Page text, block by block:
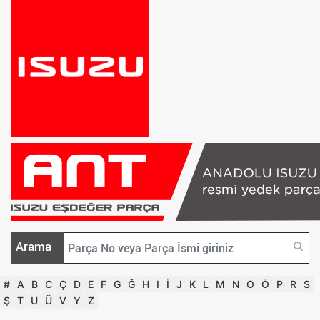
Arama
# A B C Ç D E F G Ğ H I İ J K L M N O Ö P R S
Ş T U Ü V Y Z